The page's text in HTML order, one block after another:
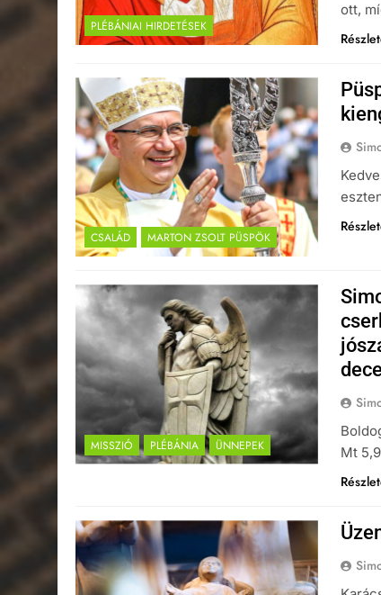
PLÉBÁNIAI HIRDETÉSEK
ott,
CSALÁD MARTON ZSOLT PÜSPÖK
MISSZIÓ PLÉBÁNIA ÜNNEPEK
Mt 5,9